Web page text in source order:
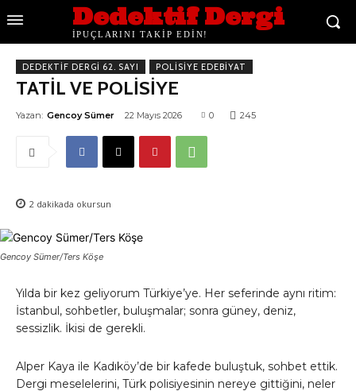
Dedektif Dergi
İPUÇLARINI TAKİP EDİN!
DEDEKTIF DERGI 62. SAYI POLISIYE EDEBIYAT
TATİL VE POLİSİYE
Yazan: Gencoy Sümer 22 Mayıs 2026 0 245
2 dakikada okursun
Gencoy Sümer/Ters Köşe
Yılda bir kez geliyorum Türkiye’ye. Her seferinde aynı ritim:
İstanbul, sohbetler, buluşmalar; sonra güney, deniz,
sessizlik. İkisi de gerekli.
Alper Kaya ile Kadıköy’de bir kafede buluştuk, sohbet ettik.
Dergi meselelerini, Türk polisiyesinin nereye gittiğini, neler